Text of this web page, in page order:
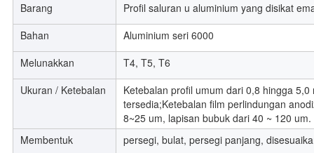
Barang
Profil saluran u aluminium yang disikat
Bahan
Aluminium seri 6000
Melunakkan
T4, T5, T6
Ukuran / Ketebalan
Ketebalan profil umum dari 0,8 hingga
tersedia;Ketebalan film perlindungan
8~25 um, lapisan bubuk dari 40 ~ 120 um.
Membentuk
persegi, bulat, persegi panjang,